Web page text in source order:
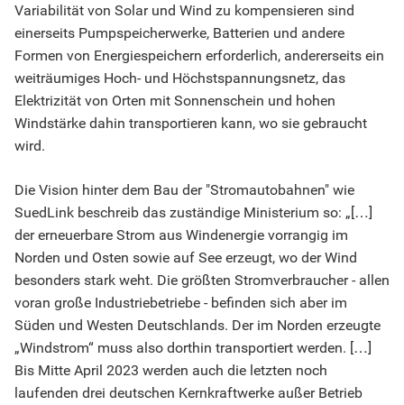
Variabilität von Solar und Wind zu kompensieren sind
einerseits Pumpspeicherwerke, Batterien und andere
Formen von Energiespeichern erforderlich, andererseits ein
weiträumiges Hoch- und Höchstspannungsnetz, das
Elektrizität von Orten mit Sonnenschein und hohen
Windstärke dahin transportieren kann, wo sie gebraucht
wird.
Die Vision hinter dem Bau der "Stromautobahnen" wie
SuedLink beschreib das zuständige Ministerium so: „[…]
der erneuerbare Strom aus Windenergie vorrangig im
Norden und Osten sowie auf See erzeugt, wo der Wind
besonders stark weht. Die größten Stromverbraucher - allen
voran große Industriebetriebe - befinden sich aber im
Süden und Westen Deutschlands. Der im Norden erzeugte
„Windstrom“ muss also dorthin transportiert werden. […]
Bis Mitte April 2023 werden auch die letzten noch
laufenden drei deutschen Kernkraftwerke außer Betrieb